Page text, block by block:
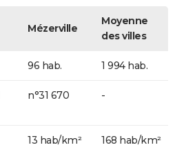
Mézerville
Moyenne
des villes
96 hab. 1 994 hab.
n°31 670 -
13 hab/km² 168 hab/km²